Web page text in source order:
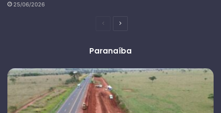
25/06/2026
PáginaPróxima
Paranaíba